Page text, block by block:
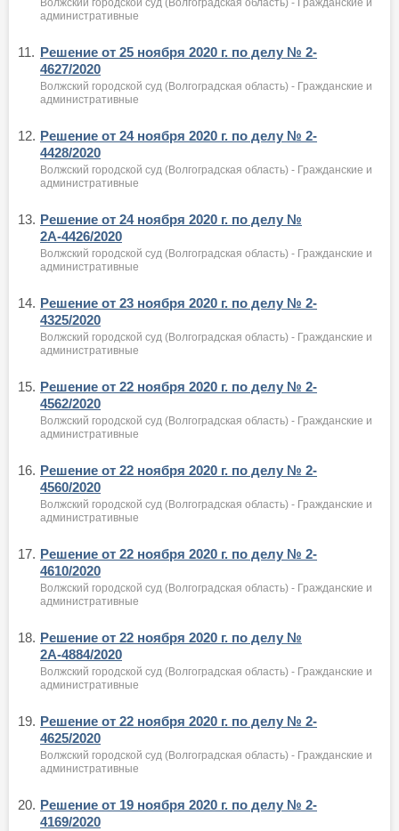
административные
11. Решение от 25 ноября 2020 г. по делу № 2-
4627/2020
Волжский городской суд (Волгоградская область) - Гражданские и
административные
12. Решение от 24 ноября 2020 г. по делу № 2-
4428/2020
Волжский городской суд (Волгоградская область) - Гражданские и
административные
13. Решение от 24 ноября 2020 г. по делу №
2А-4426/2020
Волжский городской суд (Волгоградская область) - Гражданские и
административные
14. Решение от 23 ноября 2020 г. по делу № 2-
4325/2020
Волжский городской суд (Волгоградская область) - Гражданские и
административные
15. Решение от 22 ноября 2020 г. по делу № 2-
4562/2020
Волжский городской суд (Волгоградская область) - Гражданские и
административные
16. Решение от 22 ноября 2020 г. по делу № 2-
4560/2020
Волжский городской суд (Волгоградская область) - Гражданские и
административные
17. Решение от 22 ноября 2020 г. по делу № 2-
4610/2020
Волжский городской суд (Волгоградская область) - Гражданские и
административные
18. Решение от 22 ноября 2020 г. по делу №
2А-4884/2020
Волжский городской суд (Волгоградская область) - Гражданские и
административные
19. Решение от 22 ноября 2020 г. по делу № 2-
4625/2020
Волжский городской суд (Волгоградская область) - Гражданские и
административные
20. Решение от 19 ноября 2020 г. по делу № 2-
4169/2020